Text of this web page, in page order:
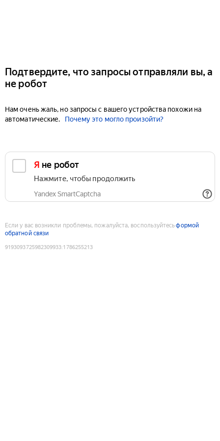
Подтвердите, что запросы отправляли вы, а
не робот
Нам очень жаль, но запросы с вашего устройства похожи на
автоматические.
Почему это могло произойти?
Я не робот
Нажмите, чтобы продолжить
Yandex SmartCaptcha
Если у вас возникли проблемы, пожалуйста, воспользуйтесьформой
обратной связи
9193093725982309933:1786255213